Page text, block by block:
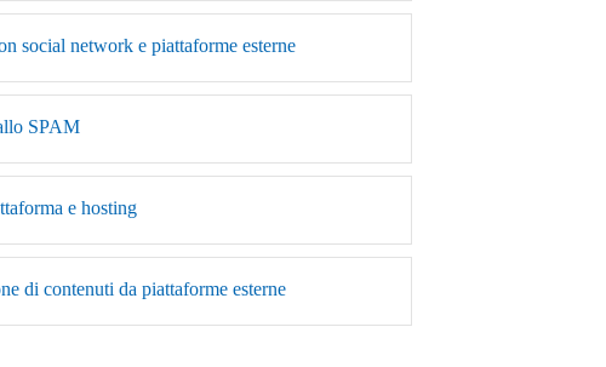
social network e piattaforme esterne
SPAM
e hosting
di contenuti da piattaforme esterne